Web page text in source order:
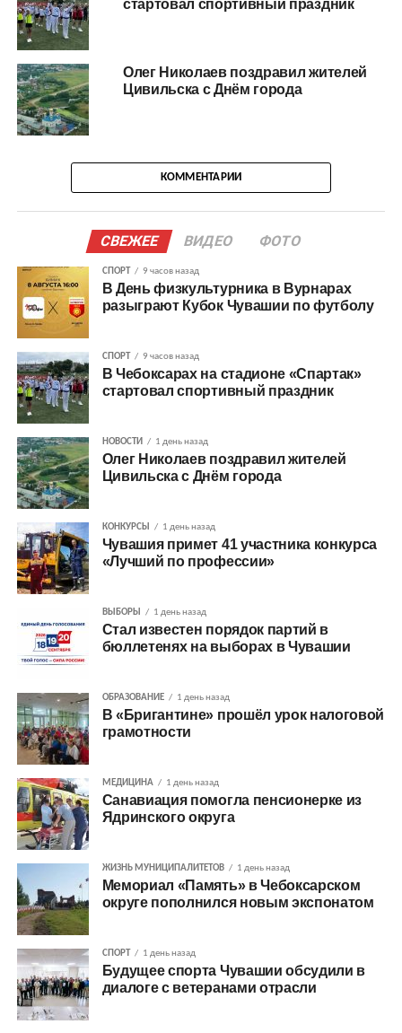
стартовал спортивный праздник
Олег Николаев поздравил жителей
Цивильска с Днём города
КОММЕНТАРИИ
СВЕЖЕЕ ВИДЕО ФОТО
СПОРТ 9 часов назад
В День физкультурника в Вурнарах
разыграют Кубок Чувашии по футболу
СПОРТ 9 часов назад
В Чебоксарах на стадионе «Спартак»
стартовал спортивный праздник
НОВОСТИ 1 день назад
Олег Николаев поздравил жителей
Цивильска с Днём города
КОНКУРСЫ 1 день назад
Чувашия примет 41 участника конкурса
«Лучший по профессии»
ВЫБОРЫ 1 день назад
Стал известен порядок партий в
бюллетенях на выборах в Чувашии
ОБРАЗОВАНИЕ 1 день назад
В «Бригантине» прошёл урок налоговой
грамотности
МЕДИЦИНА 1 день назад
Санавиация помогла пенсионерке из
Ядринского округа
ЖИЗНЬ МУНИЦИПАЛИТЕТОВ 1 день назад
Мемориал «Память» в Чебоксарском
округе пополнился новым экспонатом
СПОРТ 1 день назад
Будущее спорта Чувашии обсудили в
диалоге с ветеранами отрасли